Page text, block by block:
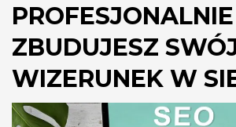
PROFESJONALNIE
ZBUDUJESZ
WIZERUNEK W